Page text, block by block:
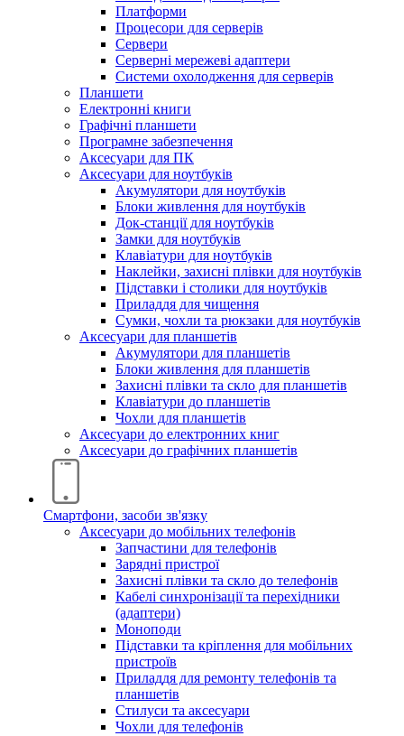
Платформи
Процесори для серверів
Сервери
Серверні мережеві адаптери
Системи охолодження для серверів
Планшети
Електронні книги
Графічні планшети
Програмне забезпечення
Аксесуари для ПК
Аксесуари для ноутбуків
Акумулятори для ноутбуків
Блоки живлення для ноутбуків
Док-станції для ноутбуків
Замки для ноутбуків
Клавіатури для ноутбуків
Наклейки, захисні плівки для ноутбуків
Підставки і столики для ноутбуків
Приладдя для чищення
Сумки, чохли та рюкзаки для ноутбуків
Аксесуари для планшетів
Акумулятори для планшетів
Блоки живлення для планшетів
Захисні плівки та скло для планшетів
Клавіатури до планшетів
Чохли для планшетів
Аксесуари до електронних книг
Аксесуари дo графічних планшетів
Смартфони, засоби зв'язку
Аксесуари до мобільних телефонів
Запчастини для телефонів
Зарядні пристрої
Захисні плівки та скло до телефонів
Кабелі синхронізації та перехідники
(адаптери)
Моноподи
Підставки та кріплення для мобільних
пристроїв
Приладдя для ремонту телефонів та
планшетів
Стилуси та аксесуари
Чохли для телефонів